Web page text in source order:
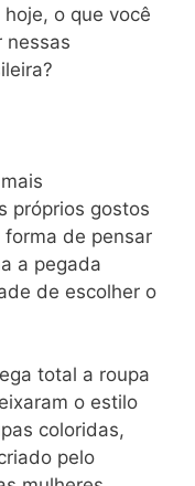
o que você
nessas
próprios gostos
de pensar
a pegada
de escolher o
total a roupa
o estilo
coloridas,
pelo